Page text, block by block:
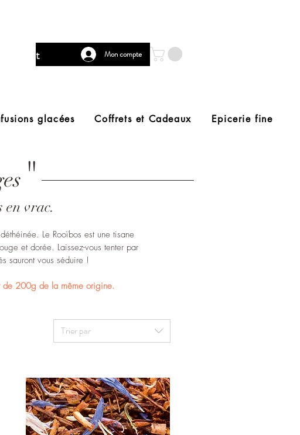
Mon compte
d'achat
glacées Coffrets et Cadeaux
Epicerie fine
"
en vrac.
Le Rooïbos est une tisane
et dorée. Laissez-vous tenter par
sauront vous séduire !
de 200g de la même origine.
Trier par